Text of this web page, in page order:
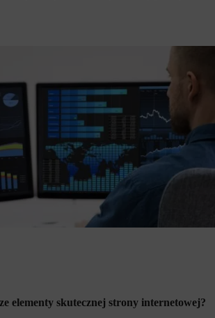
elementy skutecznej strony internetowej?